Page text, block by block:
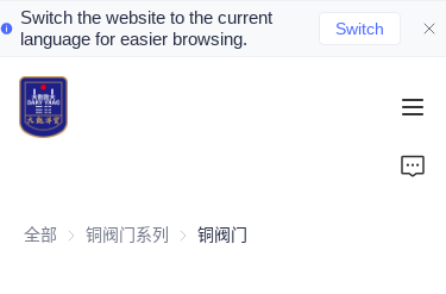
Switch the website to the current
language for easier browsing.
Switch
全部 铜阀门系列 铜阀门系列
铜阀门
Home